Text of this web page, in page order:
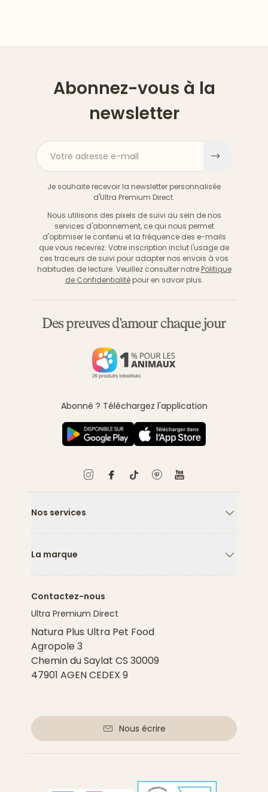
Abonnez-vous à la
newsletter
Votre adresse e-mail
Je souhaite recevoir la newsletter personnalisée
d'Ultra Premium Direct.
Nous utilisons des pixels de suivi au sein de nos
services d'abonnement, ce qui nous permet
d'optimiser le contenu et la fréquence des e-mails
que vous recevrez. Votre inscription inclut l'usage de
ces traceurs de suivi pour adapter nos envois à vos
habitudes de lecture. Veuillez consulter notre Politique
de Confidentialitépour en savoir plus.
Des preuves d'amour chaque jour
Abonné ? Téléchargez l'application
Nos services
La marque
Contactez-nous
Ultra Premium Direct
Natura Plus Ultra Pet Food
Agropole 3
Chemin du Saylat CS 30009
47901 AGEN CEDEX 9
Nous écrire